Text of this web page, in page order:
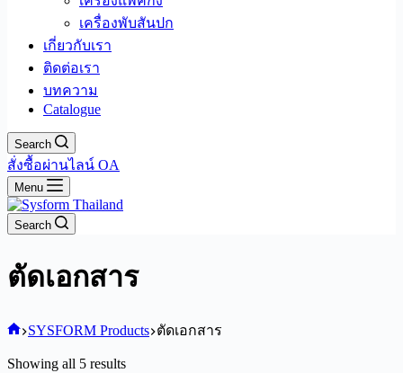
เครื่องพับสันปก
เกี่ยวกับเรา
ติดต่อเรา
บทความ
Catalogue
Search
สั่งซื้อผ่านไลน์ OA
Menu
Search
ตัดเอกสาร
Home
SYSFORM Products ตัดเอกสาร
Showing all 5 results